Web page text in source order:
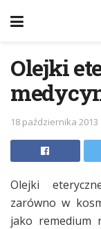
Olejki
18 października 2013
Olejki
zarówno w
jako remedium